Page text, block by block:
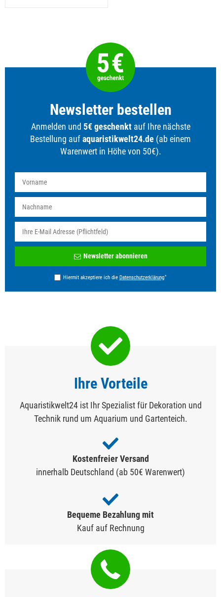
Newsletter bestellen
Anmelden und 5€ geschenktauf Ihre nächste
Bestellung aufaquaristikwelt24.de (ab einem
Warenwert in Höhe von 50€).
Honig
Newsletter abonnieren
Hiermit akzeptiere ich die Daten­schutz­erklärung*
Ihre Vorteile
Aquaristikwelt24 ist Ihr Spezialist für Dekoration und
Technik rund um Aquarium und Gartenteich.
Kostenfreier Versand
innerhalb Deutschland (ab 50€ Warenwert)
Bequeme Bezahlung mit
Kauf auf Rechnung